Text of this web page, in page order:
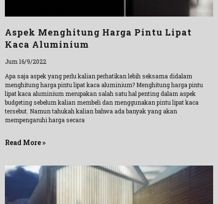
Aspek Menghitung Harga Pintu Lipat
Kaca Aluminium
Jum 16/9/2022
Apa saja aspek yang perlu kalian perhatikan lebih seksama didalam
menghitung harga pintu lipat kaca aluminium? Menghitung harga pintu
lipat kaca aluminium merupakan salah satu hal penting dalam aspek
budgeting sebelum kalian membeli dan menggunakan pintu lipat kaca
tersebut. Namun tahukah kalian bahwa ada banyak yang akan
mempengaruhi harga secara
Read More »